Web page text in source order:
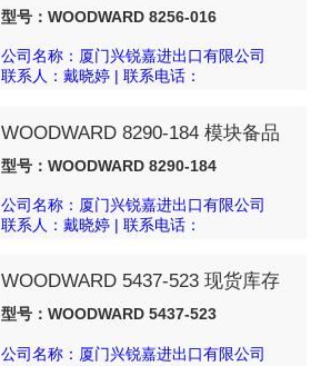
型号：WOODWARD 8256-016
公司名称：厦门兴锐嘉进出口有限公司
联系人：戴晓婷 | 联系电话：
WOODWARD 8290-184 模块备品
型号：WOODWARD 8290-184
公司名称：厦门兴锐嘉进出口有限公司
联系人：戴晓婷 | 联系电话：
WOODWARD 5437-523 现货库存
型号：WOODWARD 5437-523
公司名称：厦门兴锐嘉进出口有限公司